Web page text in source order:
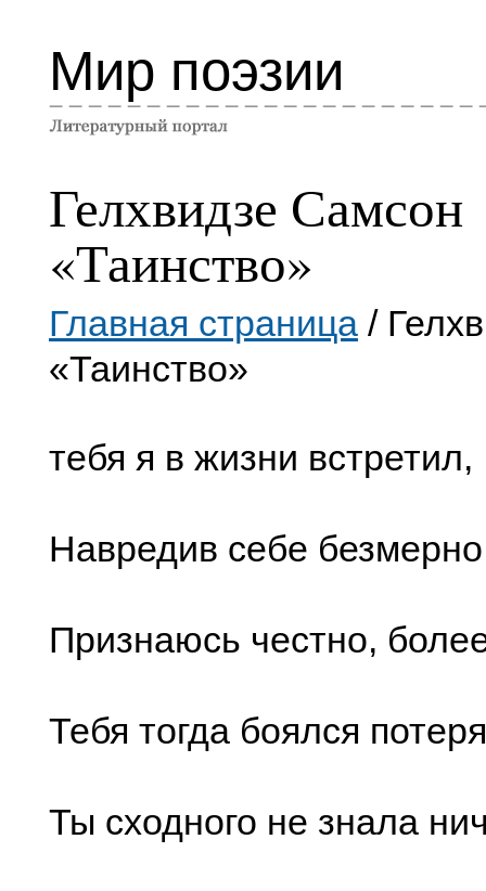
Мир поэзии
Гелхвидзе Самсон
«Таинство»
Главная страница /
«Таинство»
тебя я в жизни встретил,
Навредив себе
Признаюсь честно,
Тебя тогда боялся
Ты сходного не знала